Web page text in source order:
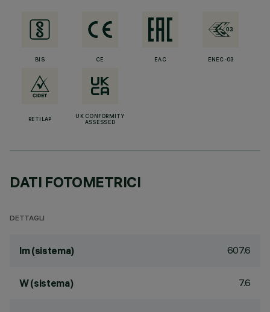
BIS CE EAC ENEC-03
RETILAP
UK CONFORMITY
ASSESSED
DATI FOTOMETRICI
DETTAGLI
lm (sistema) 607.6
W (sistema) 7.6